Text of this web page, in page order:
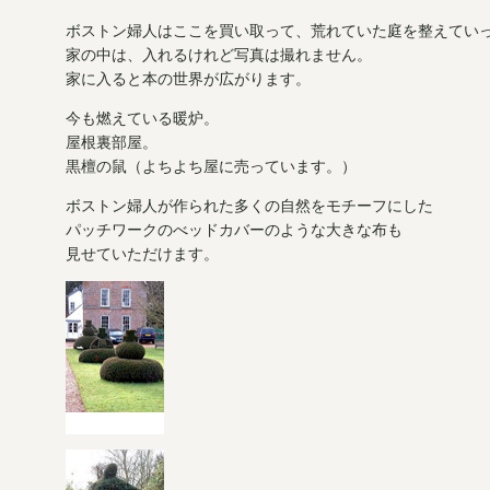
ボストン婦人はここを買い取って、荒れていた庭を整えてい
家の中は、入れるけれど写真は撮れません。
家に入ると本の世界が広がります。
今も燃えている暖炉。
屋根裏部屋。
黒檀の鼠（よちよち屋に売っています。）
ボストン婦人が作られた多くの自然をモチーフにした
パッチワークのべッドカバーのような大きな布も
見せていただけます。